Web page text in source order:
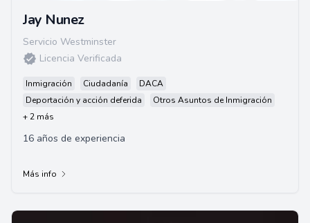
Jay Nunez
Servicio Westminster
Licencia Verificada
Inmigración Ciudadanía
DACA
Deportación y acción deferida
Otros Asuntos de Inmigración
+ 2 más
16 años de experiencia
Más info